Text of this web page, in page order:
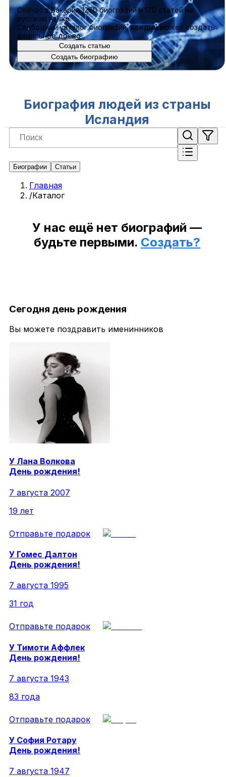
Cейчас в Вакарии1260 биографийи170 статейна
русском языке
Свободный каталог биографий, каждый может создать
фамильное древо
Создать статью
Создать биографию
Биография людей из страны
Исландия
Биографии Статьи
Главная
/Каталог
У нас ещё нет биографий —
будьте первыми. Создать?
Сегодня день рождения
Вы можете поздравить именинников
У Лана Волкова
День рождения!
7 августа 2007
19 лет
Отправьте подарок
У Гомес Далтон
День рождения!
7 августа 1995
31 год
Отправьте подарок
У Тимоти Аффлек
День рождения!
7 августа 1943
83 года
Отправьте подарок
У София Ротару
День рождения!
7 августа 1947